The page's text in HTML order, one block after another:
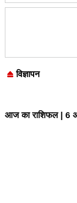
विज्ञापन
आज का राशिफल | 6